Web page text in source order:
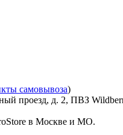
самовывоза)
проезд, д. 2, ПВЗ
в Москве и МО.